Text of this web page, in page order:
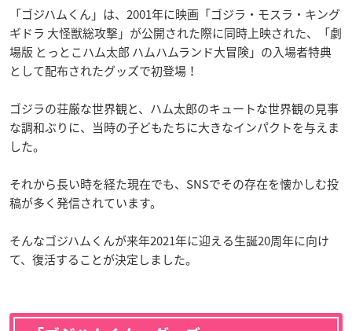
「ゴジハムくん」は、2001年に映画「ゴジラ・モスラ・キング
ギドラ 大怪獣総攻撃」が公開された際に同時上映された、「劇
場版 とっとこハム太郎 ハムハムランド大冒険」の入場者特典
として配布されたグッズで初登場！
ゴジラの荘厳な世界観と、ハム太郎のキュートな世界観の見事
な調和ぶりに、当時の子どもたちに大きなインパクトを与えま
した。
それから長い時を経た現在でも、SNSでその存在を懐かしむ投
稿が多く発信されています。
そんなゴジハムくんが来年2021年に迎える生誕20周年に向け
て、復活することが決定しました。